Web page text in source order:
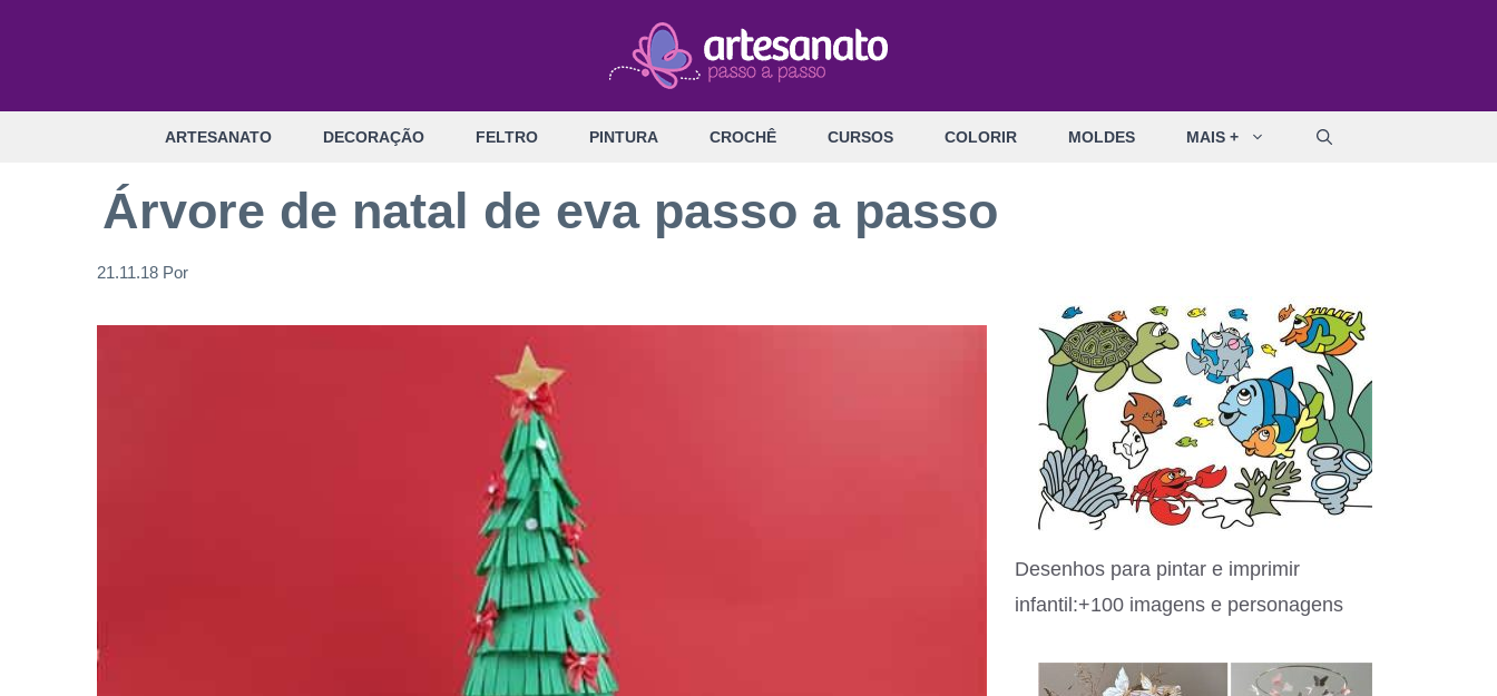
ARTESANATO DECORAÇÃO FELTRO PINTURA CROCHÊ CURSOS COLORIR MOLDES MAIS +
Árvore de natal de eva passo a passo
21.11.18 Por
Desenhos para pintar e imprimir
infantil:+100 imagens e personagens